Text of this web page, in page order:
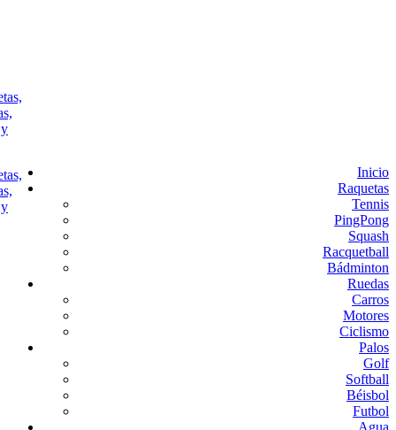
Inicio
Raquetas
Tennis
PingPong
Squash
Racquetball
Bádminton
Ruedas
Carros
Motores
Ciclismo
Palos
Golf
Softball
Béisbol
Futbol
Agua